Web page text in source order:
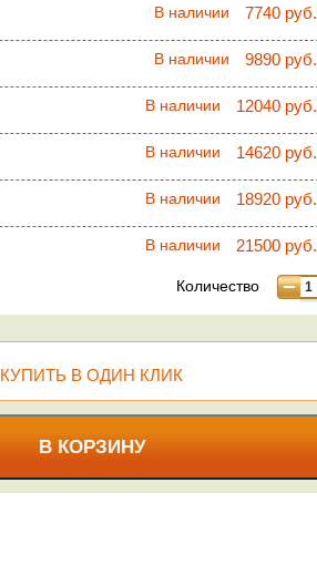
7740 руб.
В наличии
9890 руб.
В наличии
12040 руб.
В наличии
14620 руб.
В наличии
18920 руб.
В наличии
21500 руб.
В наличии
Количество
В КОРЗИНУ
КУПИТЬ В ОДИН КЛИК